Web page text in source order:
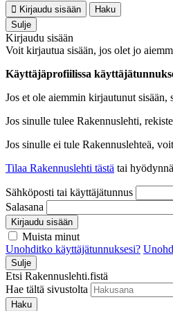
Kirjaudu sisään
Haku
Sulje
Kirjaudu sisään
Voit kirjautua sisään, jos olet jo
Käyttäjäprofiilissa
Jos et ole aiemmin kirjautunut sisään,
Jos sinulle tulee Rakennuslehti,
Jos sinulle ei tule Rakennuslehteä,
Tilaa Rakennuslehti tästä tai hyödynnä
Sähköposti tai käyttäjätunnus
Salasana
Kirjaudu sisään
Muista minut
Unohditko käyttäjätunnuksesi?
Sulje
Etsi Rakennuslehti.fistä
Hae tältä sivustolta
Haku